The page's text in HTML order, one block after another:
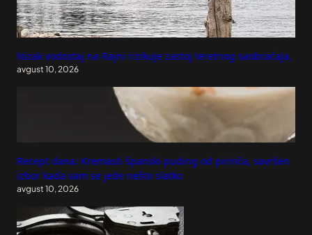
Nizak vodostaj na Rajni rizikuje zastoj teretnog saobraćaja,
avgust 10, 2026
Recept dana: Kremasti španski puding od pirinča, savršen
izbor kada vam se jede nešto slatko
avgust 10, 2026